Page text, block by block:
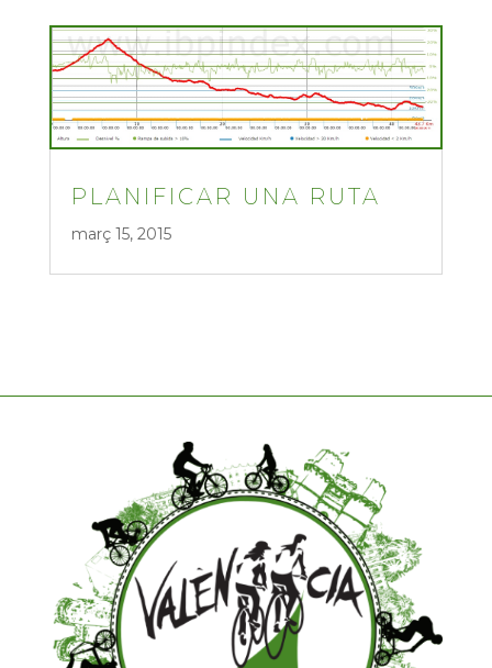
PLANIFICAR UNA RUTA
març 15, 2015